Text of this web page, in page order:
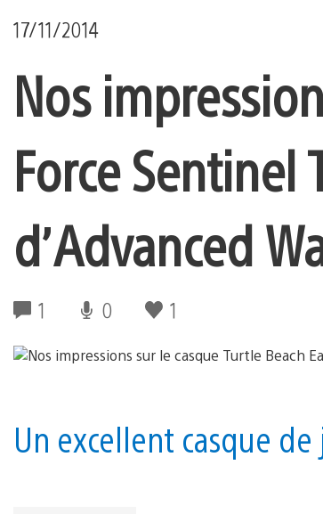
17/11/2014
Nos
Force Sentinel
d’Advanced
1 0 1
Un excellent casque de